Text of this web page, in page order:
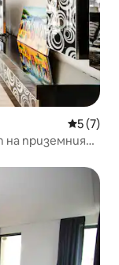
Средна
5 (7)
приземния